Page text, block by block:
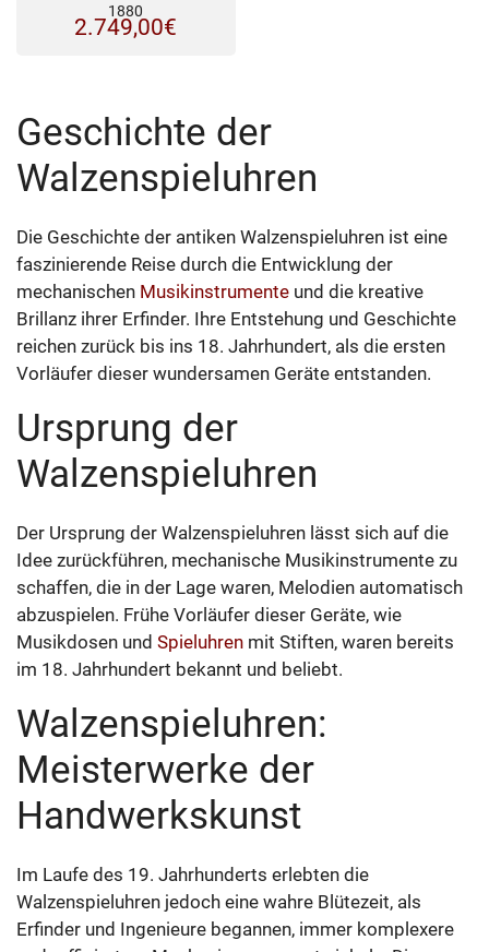
1880
2.749,00€
Geschichte der
Walzenspieluhren
Die Geschichte der antiken Walzenspieluhren ist eine
faszinierende Reise durch die Entwicklung der
mechanischen Musikinstrumente und die kreative
Brillanz ihrer Erfinder. Ihre Entstehung und Geschichte
reichen zurück bis ins 18. Jahrhundert, als die ersten
Vorläufer dieser wundersamen Geräte entstanden.
Ursprung der
Walzenspieluhren
Der Ursprung der Walzenspieluhren lässt sich auf die
Idee zurückführen, mechanische Musikinstrumente zu
schaffen, die in der Lage waren, Melodien automatisch
abzuspielen. Frühe Vorläufer dieser Geräte, wie
Musikdosen und Spieluhren mit Stiften, waren bereits
im 18. Jahrhundert bekannt und beliebt.
Walzenspieluhren:
Meisterwerke der
Handwerkskunst
Im Laufe des 19. Jahrhunderts erlebten die
Walzenspieluhren jedoch eine wahre Blütezeit, als
Erfinder und Ingenieure begannen, immer komplexere